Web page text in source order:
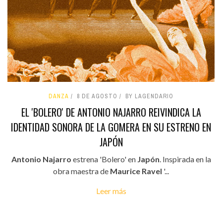
DANZA 8 DE AGOSTO BY LAGENDARIO
EL 'BOLERO' DE ANTONIO NAJARRO REIVINDICA LA
IDENTIDAD SONORA DE LA GOMERA EN SU ESTRENO EN
JAPÓN
Antonio Najarro estrena 'Bolero' en Japón. Inspirada en la
obra maestra de Maurice Ravel '...
Leer más